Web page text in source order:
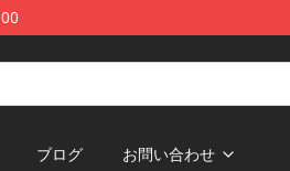
ブログ お問い合わせ